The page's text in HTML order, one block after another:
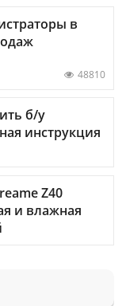
в
48810
б/у
инструкция
Z40
и влажная